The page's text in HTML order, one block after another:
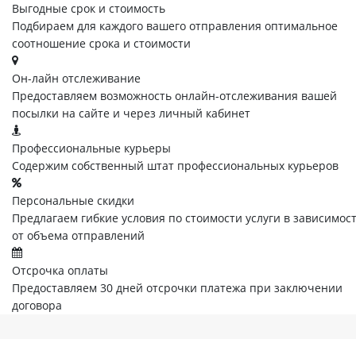
Выгодные срок и стоимость
Подбираем для каждого вашего отправления оптимальное
соотношение срока и стоимости
Он-лайн отслеживание
Предоставляем возможность онлайн-отслеживания вашей
посылки на сайте и через личный кабинет
Профессиональные курьеры
Содержим собственный штат профессиональных курьеров
Персональные скидки
Предлагаем гибкие условия по стоимости услуги в
от объема отправлений
Отсрочка оплаты
Предоставляем 30 дней отсрочки платежа при заключении
договора